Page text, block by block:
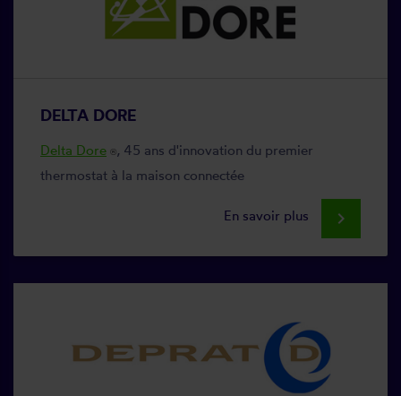
DELTA DORE
Delta Dore ® , 45 ans d'innovation du premier
thermostat à la maison connectée
En savoir plus keyboard_arrow_right